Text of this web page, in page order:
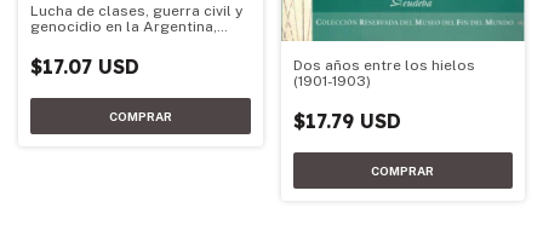
Lucha de clases, guerra civil y
genocidio en la Argentina,
$17.07 USD
Dos años entre los hielos
(1901-1903)
$17.79 USD